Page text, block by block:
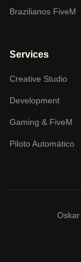
Brazilianos FiveM
Services
Creative Studio
Development
Gaming & FiveM
Piloto Automático